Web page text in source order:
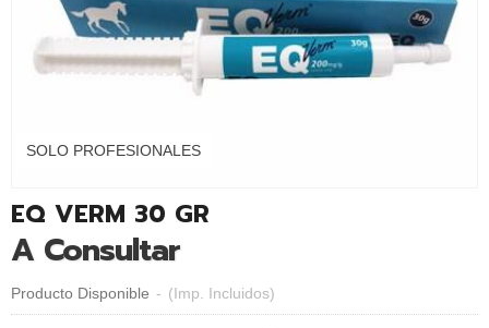
SOLO PROFESIONALES
EQ VERM 30 GR
A Consultar
Producto Disponible - (Imp. Incluidos)